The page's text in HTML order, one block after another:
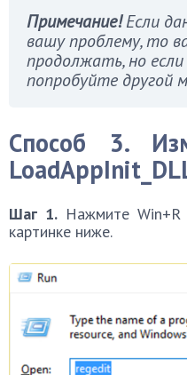
Примечание!Если
вашу проблему, то
продолжать, но
попробуйте другой
Способ 3.
Шаг 1. Нажмите
картинке ниже.